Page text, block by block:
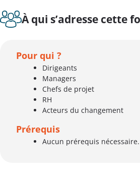
À qui s’adresse cette
Pour qui ?
Dirigeants
Managers
Chefs de projet
RH
Acteurs du changement
Prérequis
Aucun prérequis nécessaire.